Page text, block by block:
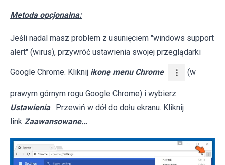
Metoda opcjonalna:
Jeśli nadal masz problem z usunięciem "windows support
alert" (wirus), przywróć ustawienia swojej przeglądarki
Google Chrome. Kliknij ikonę menu Chrome (w
prawym górnym rogu Google Chrome) i wybierz
Ustawienia . Przewiń w dół do dołu ekranu. Kliknij
link Zaawansowane… .